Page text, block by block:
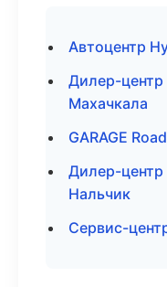
Автоцентр
Дилер-
Махачкала
GARAGE
Дилер-
Нальчик
Сервис-